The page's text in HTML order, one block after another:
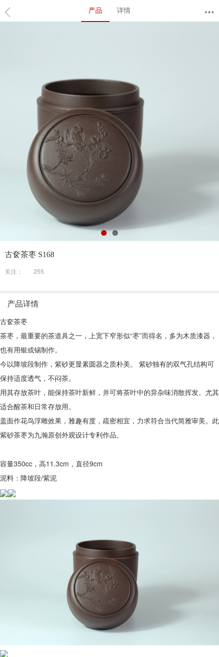
产品 详情
古奁茶枣 S168
关注：
255
产品详情
古奁茶枣
茶枣，最重要的茶道具之一，上宽下窄形似“枣”而得名，多为木质漆器，
也有用银或锡制作。
今以降坡段制作，紫砂更显素圆器之质朴美。 紫砂独有的双气孔结构可
保持适度透气，不闷茶。
用其存放茶叶，能保持茶叶新鲜，并可将茶叶中的异杂味消散挥发。尤其
适合醒茶和日常存放用。
盖面作花鸟浮雕效果，雅趣有度，疏密相宜，力求符合当代简雅审美。此
紫砂茶枣为九瀚原创外观设计专利作品。
容量350cc，高11.3cm，直径9cm
泥料：降坡段/紫泥